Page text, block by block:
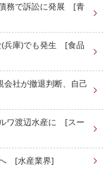
務で訴訟に発展 [青
(兵庫)でも発生 [食品
社が撤退判断、自己
ワ渡辺水産に [スー
へ [水産業界]